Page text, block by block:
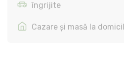
îngrijite
Cazare și masă la